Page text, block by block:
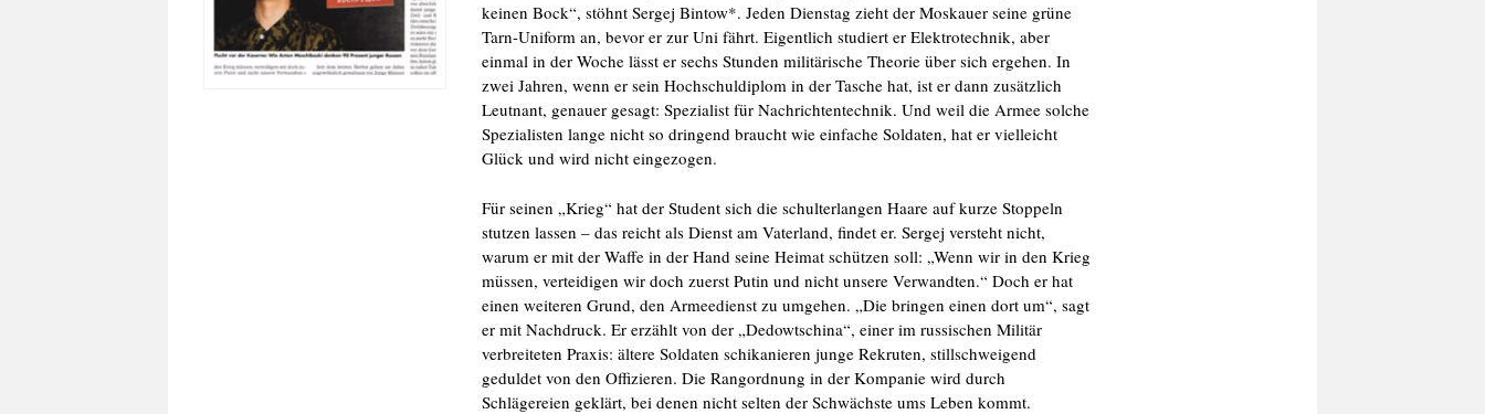
keinen Bock“, stöhnt Sergej Bintow*. Jeden Dienstag zieht der Moskauer seine grüne
Tarn-Uniform an, bevor er zur Uni fährt. Eigentlich studiert er Elektrotechnik, aber
einmal in der Woche lässt er sechs Stunden militärische Theorie über sich ergehen. In
zwei Jahren, wenn er sein Hochschuldiplom in der Tasche hat, ist er dann zusätzlich
Leutnant, genauer gesagt: Spezialist für Nachrichtentechnik. Und weil die Armee solche
Spezialisten lange nicht so dringend braucht wie einfache Soldaten, hat er vielleicht
Glück und wird nicht eingezogen.
Für seinen „Krieg“ hat der Student sich die schulterlangen Haare auf kurze Stoppeln
stutzen lassen – das reicht als Dienst am Vaterland, findet er. Sergej versteht nicht,
warum er mit der Waffe in der Hand seine Heimat schützen soll: „Wenn wir in den Krieg
müssen, verteidigen wir doch zuerst Putin und nicht unsere Verwandten.“ Doch er hat
einen weiteren Grund, den Armeedienst zu umgehen. „Die bringen einen dort um“, sagt
er mit Nachdruck. Er erzählt von der „Dedowtschina“, einer im russischen Militär
verbreiteten Praxis: ältere Soldaten schikanieren junge Rekruten, stillschweigend
geduldet von den Offizieren. Die Rangordnung in der Kompanie wird durch
Schlägereien geklärt, bei denen nicht selten der Schwächste ums Leben kommt.